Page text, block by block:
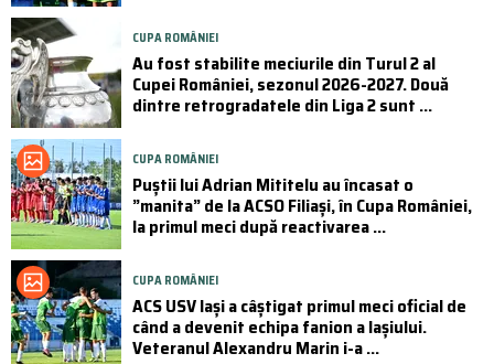
CUPA ROMÂNIEI
Au fost stabilite meciurile din Turul 2 al
Cupei României, sezonul 2026-2027. Două
dintre retrogradatele din Liga 2 sunt ...
CUPA ROMÂNIEI
Puştii lui Adrian Mititelu au încasat o
”manita” de la ACSO Filiaşi, în Cupa României,
la primul meci după reactivarea ...
CUPA ROMÂNIEI
ACS USV Iași a câștigat primul meci oficial de
când a devenit echipa fanion a Iașiului.
Veteranul Alexandru Marin i-a ...